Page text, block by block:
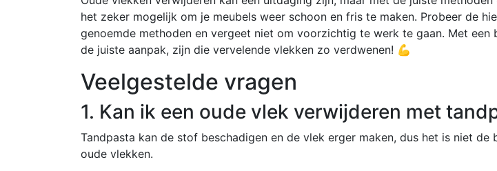
het zeker mogelijk om je meubels weer schoon en fris te maken. Probeer de
genoemde methoden en vergeet niet om voorzichtig te werk te gaan. Met een
de juiste aanpak, zijn die vervelende vlekken zo verdwenen! 💪
Veelgestelde vragen
1. Kan ik een oude vlek verwijderen met
Tandpasta kan de stof beschadigen en de vlek erger maken, dus het is niet de
oude vlekken.